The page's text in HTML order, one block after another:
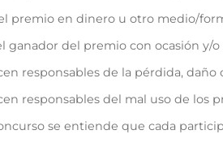
premio en dinero u otro medio/
ganador del premio con ocasión y/
responsables de la pérdida,
responsables del mal uso de los
se entiende que cada